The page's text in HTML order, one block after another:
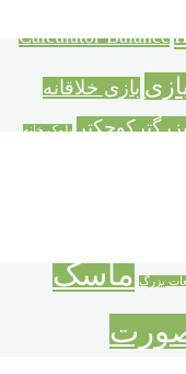
Calculator Balance
بازی خلاقانه
بلوک خانه
بزرگ ماسک